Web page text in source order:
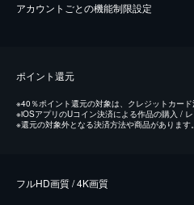
アカウントごとの機能制限設定
ポイント還元
※40％ポイント還元の対象は、クレジットカー
※iOSアプリのUコイン決済による作品の購入 /
※還元の対象外となる決済方法や商品があります
フルHD画質 / 4K画質